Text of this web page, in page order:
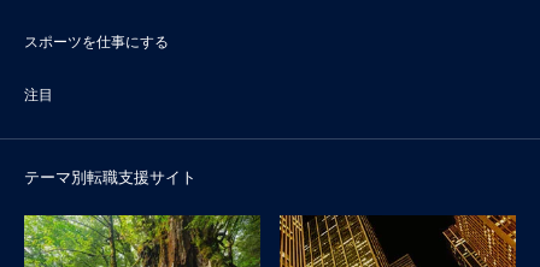
スポーツを仕事にする
注目
テーマ別転職支援サイト